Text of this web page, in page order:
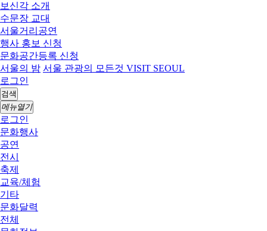
보신각 소개
수문장 교대
서울거리공연
행사 홍보 신청
문화공간등록 신청
서울의 밤 서울 관광의 모든것 VISIT SEOUL
로그인
검색
메뉴열기
로그인
문화행사
공연
전시
축제
교육/체험
기타
문화달력
전체